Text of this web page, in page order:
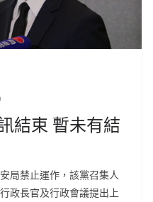
結束 暫未有結
局禁止運作，該黨召集人
政長官及行政會議提出上